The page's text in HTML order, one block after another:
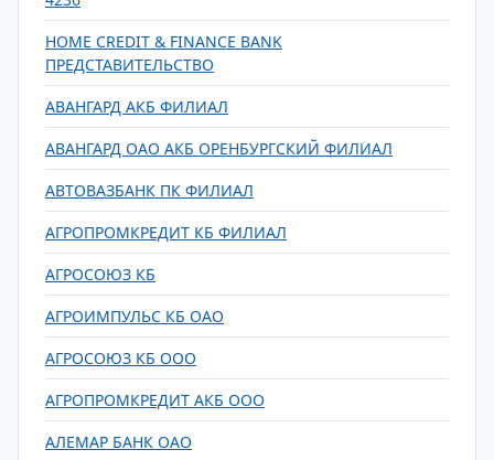
HOME CREDIT & FINANCE BANK
ПРЕДСТАВИТЕЛЬСТВО
АВАНГАРД АКБ ФИЛИАЛ
АВАНГАРД ОАО АКБ ОРЕНБУРГСКИЙ ФИЛИАЛ
АВТОВАЗБАНК ПК ФИЛИАЛ
АГРОПРОМКРЕДИТ КБ ФИЛИАЛ
АГРОСОЮЗ КБ
АГРОИМПУЛЬС КБ ОАО
АГРОСОЮЗ КБ ООО
АГРОПРОМКРЕДИТ АКБ ООО
АЛЕМАР БАНК ОАО